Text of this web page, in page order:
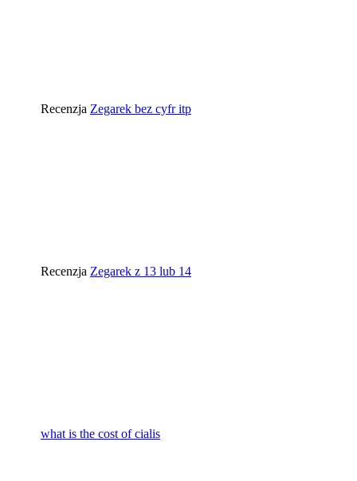
Recenzja Zegarek bez cyfr itp
Recenzja Zegarek z 13 lub 14
what is the cost of cialis